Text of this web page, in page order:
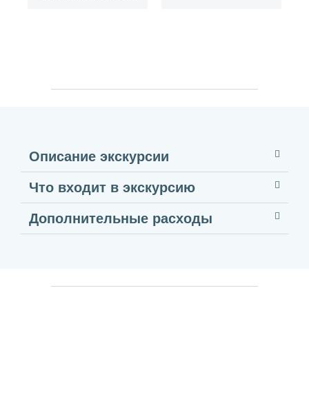
Описание экскурсии
Что входит в экскурсию
Дополнительные расходы